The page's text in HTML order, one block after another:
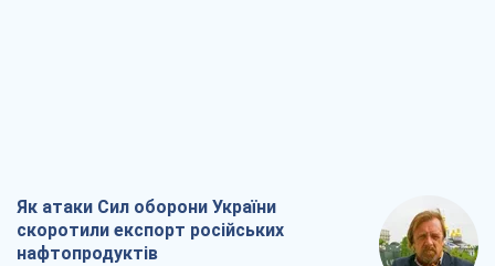
Як атаки Сил оборони України
скоротили експорт російських
нафтопродуктів